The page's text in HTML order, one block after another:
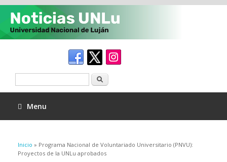
Menu
Se encuentra usted aquí
Inicio » Programa Nacional de Voluntariado Universitario (PNVU):
Proyectos de la UNLu aprobados